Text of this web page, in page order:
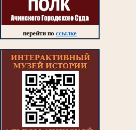
перейти по ссылке